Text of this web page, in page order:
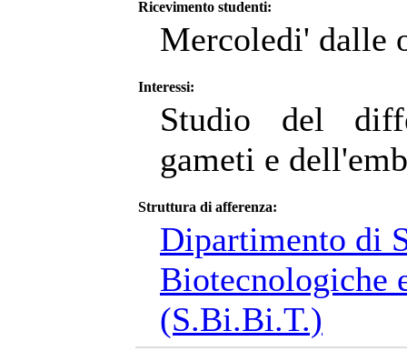
Ricevimento studenti:
Mercoledi' dalle
Interessi:
Studio del
gameti e
Struttura di afferenza:
Dipartimento di
Biotecnologiche
(S.Bi.Bi.T.)